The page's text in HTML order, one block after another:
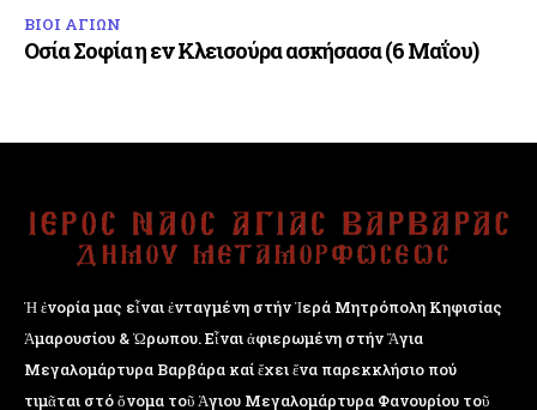
ΒΙΟΙ ΑΓΙΩΝ
Οσία Σοφία η εν Κλεισούρα ασκήσασα (6 Μαΐου)
Ἡ ἐνορία μας εἶναι ἐνταγμένη στήν Ἱερά Μητρόπολη Κηφισίας
Ἁμαρουσίου & Ὠρωπου. Εἶναι ἀφιερωμένη στήν Ἅγια
Μεγαλομάρτυρα Βαρβάρα καί ἔχει ἕνα παρεκκλήσιο πού
τιμᾶται στό ὄνομα τοῦ Ἁγιου Μεγαλομάρτυρα Φανουρίου τοῦ